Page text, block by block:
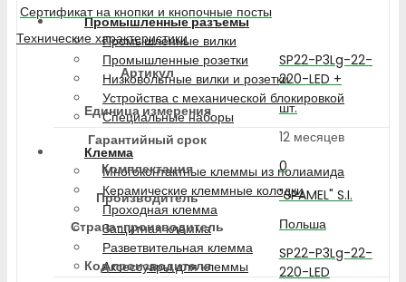
Промышленные разъемы
Промышленные вилки
Промышленные розетки
Низковольтные вилки и розетки
Устройства с механической блокировкой
Специальные наборы
Клемма
Многоконтактные клеммы из полиамида
Керамические клеммные колодки
Проходная клемма
Защитная клемма
Разветвительная клемма
Аксессуары для клеммы
Сертификат на кнопки и кнопочные посты
Технические характеристики
Артикул
SP22-P3Lg-22-
220-LED +
Единица измерения
шт.
Гарантийный срок
12 месяцев
Комплектация
0
Производитель
"SPAMEL" S.I.
Страна-производитель
Польша
Код производителя
SP22-P3Lg-22-
220-LED